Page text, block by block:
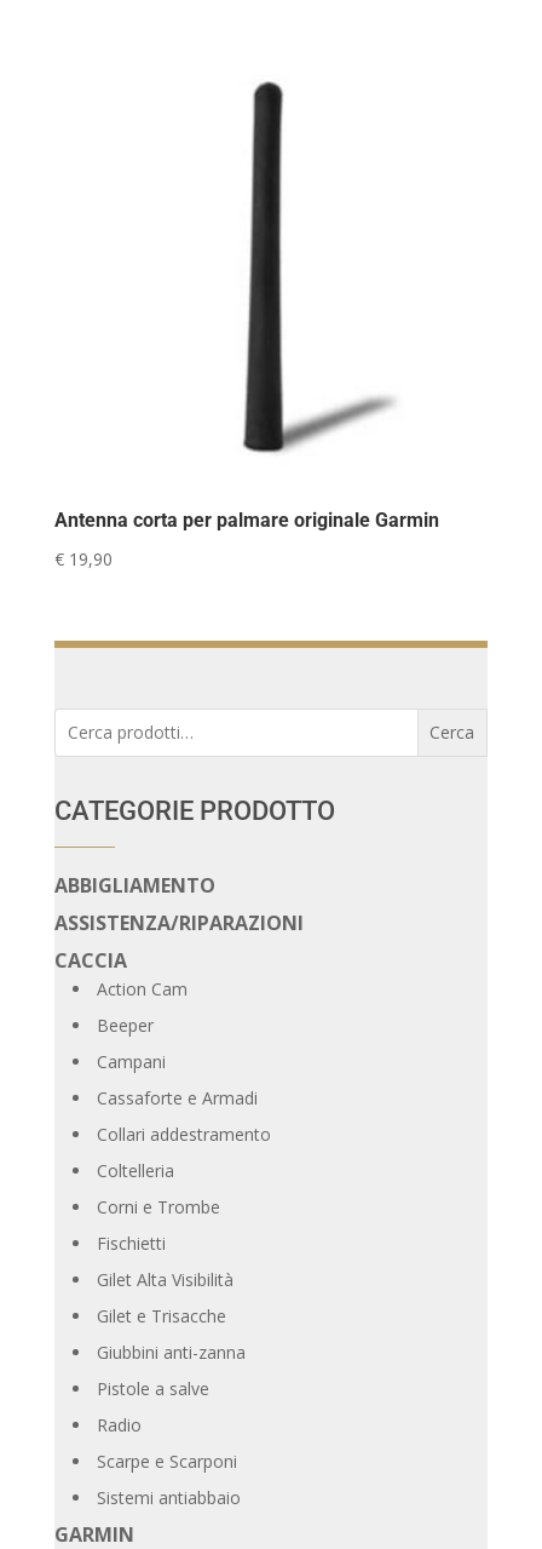
Antenna corta per palmare originale Garmin
€19,90
Cerca
CATEGORIE PRODOTTO
ABBIGLIAMENTO
ASSISTENZA/RIPARAZIONI
CACCIA
Action Cam
Beeper
Campani
Cassaforte e Armadi
Collari addestramento
Coltelleria
Corni e Trombe
Fischietti
Gilet Alta Visibilità
Gilet e Trisacche
Giubbini anti-zanna
Pistole a salve
Radio
Scarpe e Scarponi
Sistemi antiabbaio
GARMIN